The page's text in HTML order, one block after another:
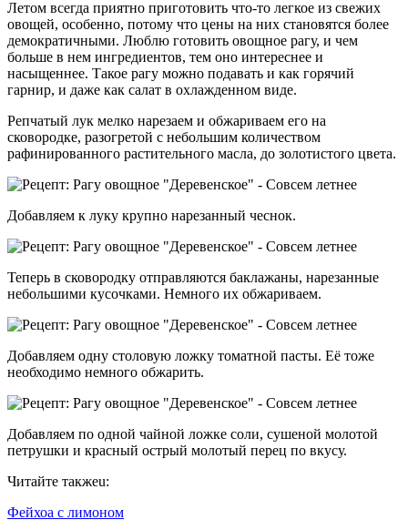
Летом всегда приятно приготовить что-то легкое из свежих
овощей, особенно, потому что цены на них становятся более
демократичными. Люблю готовить овощное рагу, и чем
больше в нем ингредиентов, тем оно интереснее и
насыщеннее. Такое рагу можно подавать и как горячий
гарнир, и даже как салат в охлажденном виде.
Репчатый лук мелко нарезаем и обжариваем его на
сковородке, разогретой с небольшим количеством
рафинированного растительного масла, до золотистого цвета.
Добавляем к луку крупно нарезанный чеснок.
Теперь в сковородку отправляются баклажаны, нарезанные
небольшими кусочками. Немного их обжариваем.
Добавляем одну столовую ложку томатной пасты. Её тоже
необходимо немного обжарить.
Добавляем по одной чайной ложке соли, сушеной молотой
петрушки и красный острый молотый перец по вкусу.
Читайте такжеu:
Фейхоа с лимоном